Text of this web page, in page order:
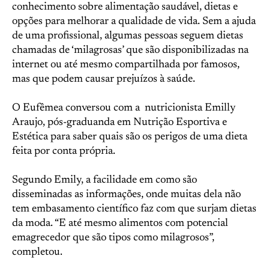
conhecimento sobre alimentação saudável, dietas e
opções para melhorar a qualidade de vida. Sem a ajuda
de uma profissional, algumas pessoas seguem dietas
chamadas de ‘milagrosas’ que são disponibilizadas na
internet ou até mesmo compartilhada por famosos,
mas que podem causar prejuízos à saúde.
O Eufêmea conversou com a nutricionista Emilly
Araujo, pós-graduanda em Nutrição Esportiva e
Estética para saber quais são os perigos de uma dieta
feita por conta própria.
Segundo Emily, a facilidade em como são
disseminadas as informações, onde muitas dela não
tem embasamento científico faz com que surjam dietas
da moda. “E até mesmo alimentos com potencial
emagrecedor que são tipos como milagrosos”,
completou.